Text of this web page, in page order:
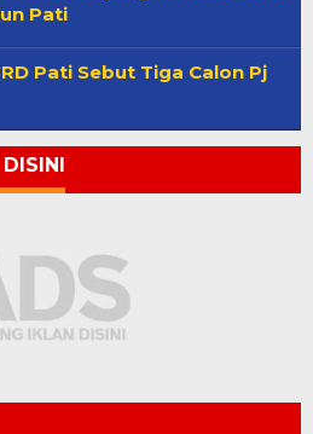
Pati
Pati Sebut Tiga Calon Pj